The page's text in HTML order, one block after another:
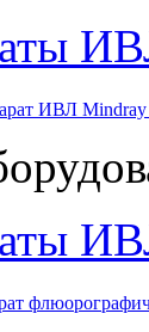
ИВЛ Mindray